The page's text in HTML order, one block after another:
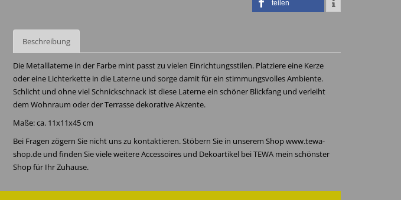
teilen
Beschreibung
Die Metalllaterne in der Farbe mint passt zu vielen Einrichtungsstilen. Platziere eine Kerze
oder eine Lichterkette in die Laterne und sorge damit für ein stimmungsvolles Ambiente.
Schlicht und ohne viel Schnickschnack ist diese Laterne ein schöner Blickfang und verleiht
dem Wohnraum oder der Terrasse dekorative Akzente.
Maße: ca. 11x11x45 cm
Bei Fragen zögern Sie nicht uns zu kontaktieren. Stöbern Sie in unserem Shop www.tewa-
shop.de und finden Sie viele weitere Accessoires und Dekoartikel bei TEWA mein schönster
Shop für Ihr Zuhause.